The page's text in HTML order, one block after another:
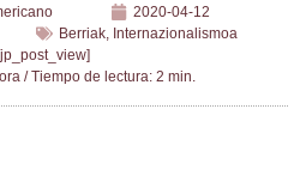
2020-04-12
Berriak, Internazionalismoa
[jp_post_view]
/ Tiempo de lectura: 2 min.